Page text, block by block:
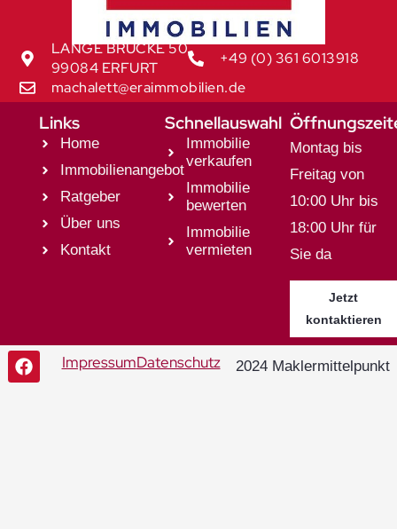
LANGE BRÜCKE 50
99084 ERFURT
+49 (0) 361 6013918
machalett@eraimmobilien.de
Links
Home
Immobilienangebot
Ratgeber
Über uns
Kontakt
Schnellauswahl
Immobilie
verkaufen
Immobilie
bewerten
Immobilie
vermieten
Montag bis
Freitag von
10:00 Uhr bis
18:00 Uhr für
Sie da
Jetzt
kontaktieren
ImpressumDatenschutz 2024 Maklermittelpunkt